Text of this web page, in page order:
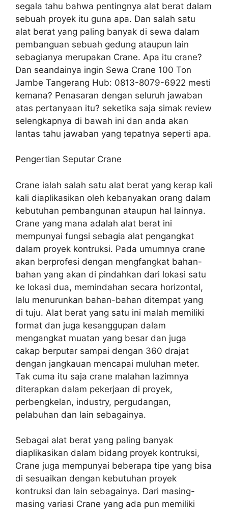
segala tahu bahwa pentingnya alat berat dalam
sebuah proyek itu guna apa. Dan salah satu
alat berat yang paling banyak di sewa dalam
pembanguan sebuah gedung ataupun lain
sebagianya merupakan Crane. Apa itu crane?
Dan seandainya ingin Sewa Crane 100 Ton
Jambe Tangerang Hub: 0813-8079-6922 mesti
kemana? Penasaran dengan seluruh jawaban
atas pertanyaan itu? seketika saja simak review
selengkapnya di bawah ini dan anda akan
lantas tahu jawaban yang tepatnya seperti apa.
Pengertian Seputar Crane
Crane ialah salah satu alat berat yang kerap kali
kali diaplikasikan oleh kebanyakan orang dalam
kebutuhan pembangunan ataupun hal lainnya.
Crane yang mana adalah alat berat ini
mempunyai fungsi sebagia alat pengangkat
dalam proyek kontruksi. Pada umumnya crane
akan berprofesi dengan mengfangkat bahan-
bahan yang akan di pindahkan dari lokasi satu
ke lokasi dua, memindahan secara horizontal,
lalu menurunkan bahan-bahan ditempat yang
di tuju. Alat berat yang satu ini malah memiliki
format dan juga kesanggupan dalam
mengangkat muatan yang besar dan juga
cakap berputar sampai dengan 360 drajat
dengan jangkauan mencapai muluhan meter.
Tak cuma itu saja crane malahan lazimnya
diterapkan dalam pekerjaan di proyek,
perbengkelan, industry, pergudangan,
pelabuhan dan lain sebagainya.
Sebagai alat berat yang paling banyak
diaplikasikan dalam bidang proyek kontruksi,
Crane juga mempunyai beberapa tipe yang bisa
di sesuaikan dengan kebutuhan proyek
kontruksi dan lain sebagainya. Dari masing-
masing variasi Crane yang ada pun memiliki